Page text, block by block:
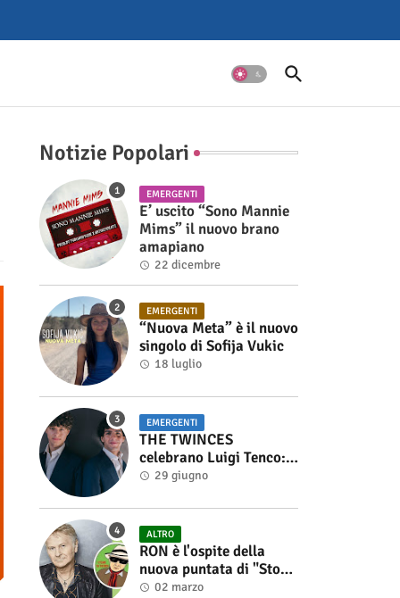
Notizie Popolari
EMERGENTI
E’ uscito “Sono Mannie
Mims” il nuovo brano
amapiano
22 dicembre
EMERGENTI
“Nuova Meta” è il nuovo
singolo di Sofija Vukic
18 luglio
EMERGENTI
THE TWINCES
celebrano Luigi Tenco:
fuori singolo e video di
29 giugno
ALTRO
RON è l'ospite della
nuova puntata di "Storie
di Musica", in onda sul
02 marzo